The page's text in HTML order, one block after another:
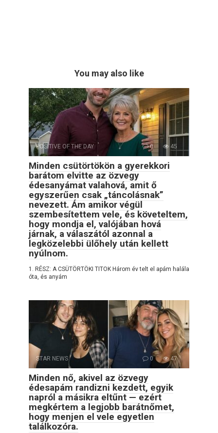
You may also like
POSITIVE OF THE DAY 0 45
Minden csütörtökön a gyerekkori
barátom elvitte az özvegy
édesanyámat valahová, amit ő
egyszerűen csak „táncolásnak”
nevezett. Ám amikor végül
szembesítettem vele, és követeltem,
hogy mondja el, valójában hová
járnak, a válaszától azonnal a
legközelebbi ülőhely után kellett
nyúlnom.
1. RÉSZ: A CSÜTÖRTÖKI TITOK Három év telt el apám halála
óta, és anyám
STAR NEWS 0 47
Minden nő, akivel az özvegy
édesapám randizni kezdett, egyik
napról a másikra eltűnt — ezért
megkértem a legjobb barátnőmet,
hogy menjen el vele egyetlen
találkozóra.